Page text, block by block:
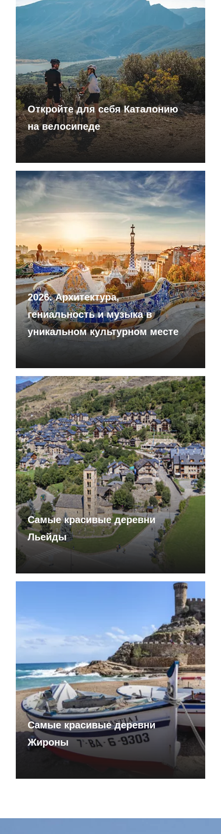
Откройте для себя Каталонию
на велосипеде
2026. Архитектура,
гениальность и музыка в
уникальном культурном месте
Самые красивые деревни
Льейды
Самые красивые деревни
Жироны